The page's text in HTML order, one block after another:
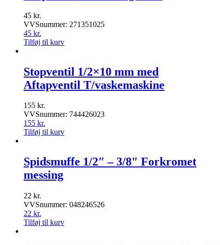
45 kr.
VVSnummer: 271351025
45 kr.
Tilføj til kurv
Stopventil 1/2×10 mm med
Aftapventil T/vaskemaskine
155 kr.
VVSnummer: 744426023
155 kr.
Tilføj til kurv
Spidsmuffe 1/2″ – 3/8″ Forkromet
messing
22 kr.
VVSnummer: 048246526
22 kr.
Tilføj til kurv